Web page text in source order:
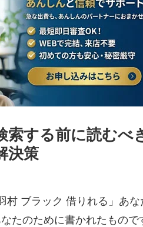
する前に読むべ
決策
村 ブラック 借りれる」あ
たのために書かれたもので